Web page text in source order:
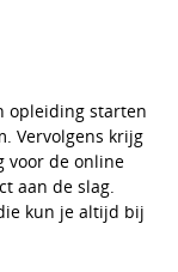
opleiding starten
Vervolgens krijg
voor de online
aan de slag.
kun je altijd bij